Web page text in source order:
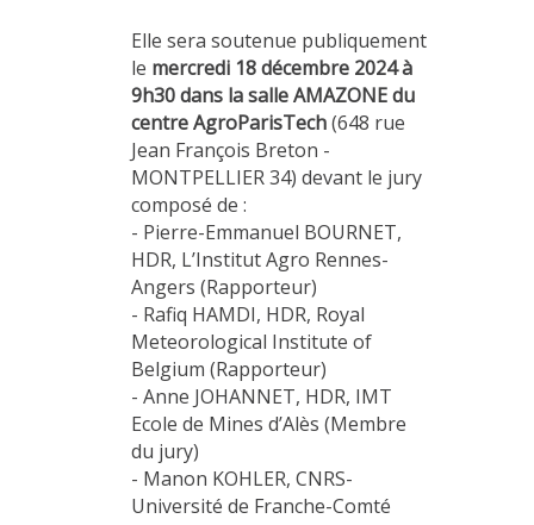
Elle sera soutenue publiquement
le mercredi 18 décembre 2024 à
9h30 dans la salle AMAZONE du
centre AgroParisTech(648 rue
Jean François Breton -
MONTPELLIER 34) devant le jury
composé de :
- Pierre-Emmanuel BOURNET,
HDR, L’Institut Agro Rennes-
Angers (Rapporteur)
- Rafiq HAMDI, HDR, Royal
Meteorological Institute of
Belgium (Rapporteur)
- Anne JOHANNET, HDR, IMT
Ecole de Mines d’Alès (Membre
du jury)
- Manon KOHLER, CNRS-
Université de Franche-Comté